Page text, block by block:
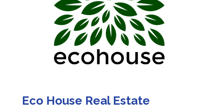
Eco House Real Estate